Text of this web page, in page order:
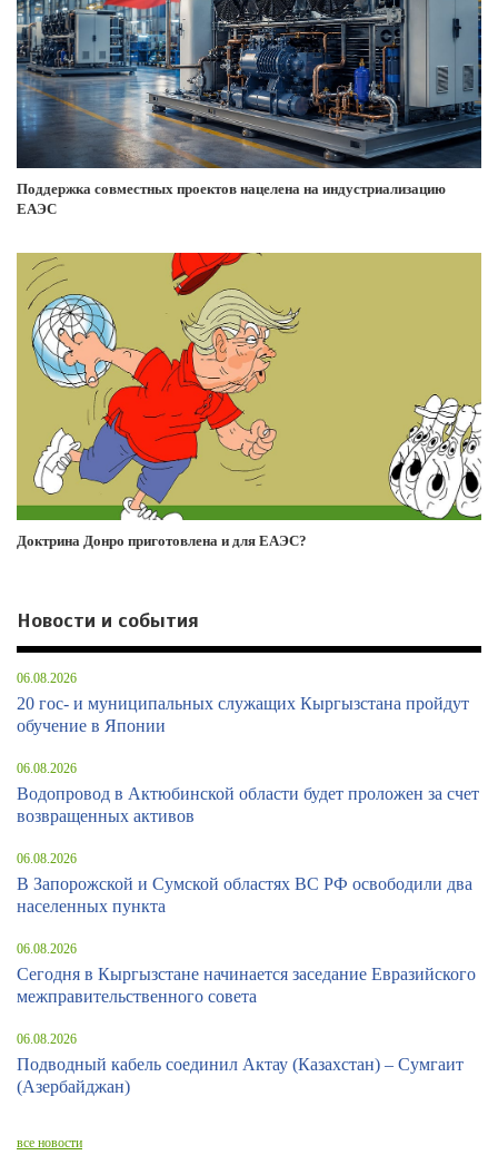
Поддержка совместных проектов нацелена на индустриализацию
ЕАЭС
Доктрина Донро приготовлена и для ЕАЭС?
Новости и события
06.08.2026
20 гос- и муниципальных служащих Кыргызстана пройдут
обучение в Японии
06.08.2026
Водопровод в Актюбинской области будет проложен за счет
возвращенных активов
06.08.2026
В Запорожской и Сумской областях ВС РФ освободили два
населенных пункта
06.08.2026
Сегодня в Кыргызстане начинается заседание Евразийского
межправительственного совета
06.08.2026
Подводный кабель соединил Актау (Казахстан) – Сумгаит
(Азербайджан)
все новости